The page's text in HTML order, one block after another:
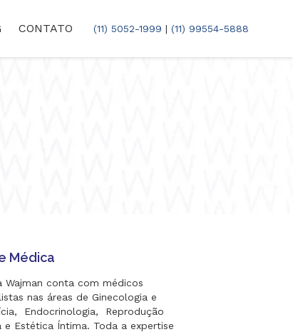
(11) 5052-1999 | (11) 99554-5888
CONTATO
Médica
Wajman conta com médicos
nas áreas de Ginecologia e
Endocrinologia, Reprodução
e Estética Íntima. Toda a expertise